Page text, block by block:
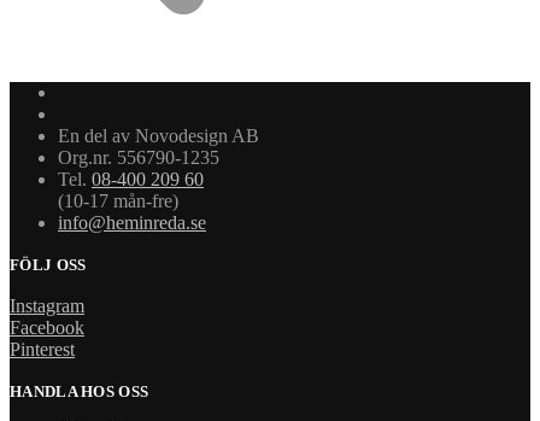
En del av Novodesign AB
Org.nr. 556790-1235
Tel. 08-400 209 60
(10-17 mån-fre)
info@heminreda.se
FÖLJ OSS
Instagram
Facebook
Pinterest
HANDLA HOS OSS